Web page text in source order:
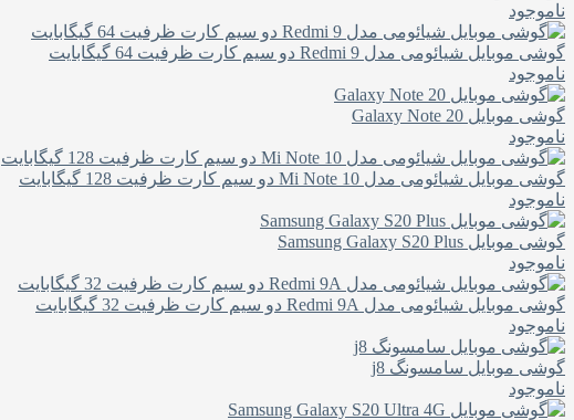
ناموجود
گوشی موبایل شیائومی مدل Redmi 9 دو سیم‌ کارت ظرفیت 64 گیگابایت
ناموجود
گوشی موبایل Galaxy Note 20
ناموجود
گوشی موبایل شیائومی مدل Mi Note 10 دو سیم‌ کارت ظرفیت 128 گیگابایت
ناموجود
گوشی موبایل Samsung Galaxy S20 Plus
ناموجود
گوشی موبایل شیائومی مدل Redmi 9A دو سیم‌ کارت ظرفیت 32 گیگابایت
ناموجود
گوشی موبایل سامسونگ j8
ناموجود